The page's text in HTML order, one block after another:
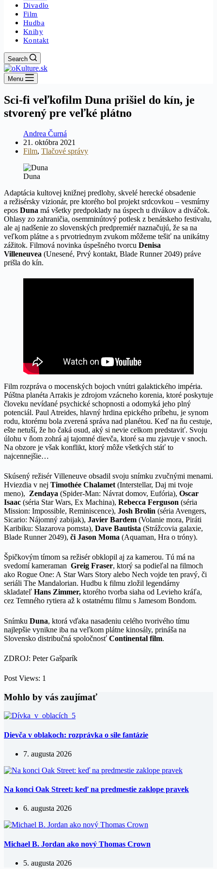
Divadlo
Film
Hudba
Knihy
Kontakt
Search
Menu
Sci-fi veľkofilm Duna prišiel do kín, je
stvorený pre veľké plátno
Andrea Čurná
21. októbra 2021
Film, Tlačové správy
Duna
Adaptácia kultovej knižnej predlohy, skvelé herecké obsadenie
a režisérsky vizionár, pre ktorého bol projekt srdcovkou – vesmírny
epos Duna má všetky predpoklady na úspech u divákov a diváčok.
Ohlasy zo zahraničia, osemminútový potlesk z benátskeho festivalu,
ale aj nadšenie zo slovenských predpremiér naznačujú, že sa na
veľkom plátne a s prvotriednym zvukom môžeme tešiť na unikátny
zážitok. Filmová novinka úspešného tvorcu Denisa
Villeneuvea (Unesené, Prvý kontakt, Blade Runner 2049) práve
prišla do kín.
Film rozpráva o mocenských bojoch vnútri galaktického impéria.
Púštna planéta Arrakis je zdrojom vzácneho korenia, ktoré poskytuje
človeku nevídané psychické schopnosti a odomyká jeho plný
potenciál. Paul Atreides, hlavný hrdina epického príbehu, je synom
rodu, ktorému bola zverená správa nad planétou. Keď na ňu cestuje,
ešte netuší, že ho čaká osud, aký si nevie celkom predstaviť. Svoju
úlohu v ňom zohrá aj tajomné dievča, ktoré sa mu zjavuje v snoch.
Na obzore je však konflikt, ktorý môže všetkých stáť to
najcennejšie…
Skúsený režisér Villeneuve obsadil svoju snímku zvučnými menami.
Hviezdia v nej Timothée Chalamet (Interstellar, Daj mi tvoje
meno), Zendaya (Spider-Man: Návrat domov, Eufória), Oscar
Isaac (séria Star Wars, Ex Machina), Rebecca Ferguson (séria
Mission: Impossible, Reminiscence), Josh Brolin (séria Avengers,
Sicario: Nájomný zabijak), Javier Bardem (Volanie mora, Piráti
Karibiku: Slazarova pomsta), Dave Bautista (Strážcovia galaxie,
Blade Runner 2049), či Jason Moma (Aquaman, Hra o tróny).
Špičkovým tímom sa režisér obklopil aj za kamerou. Tú má na
svedomí kameraman Greig Fraser, ktorý sa podieľal na filmoch
ako Rogue One: A Star Wars Story alebo Nech vojde ten pravý, či
seriáli The Mandalorian. Hudbu k filmu zložil legendárny
skladateľ Hans Zimmer, ktorého tvorba siaha od Levieho kráľa,
cez Temného rytiera až k ostatnému filmu s Jamesom Bondom.
Snímku Duna, ktorá vďaka nasadeniu celého tvorivého tímu
najlepšie vynikne iba na veľkom plátne kinosály, prináša na
Slovensko distribučná spoločnosť Continental film.
ZDROJ: Peter Gašparík
Post Views: 1
Mohlo by vás zaujímať
Dievča v oblakoch: rozprávka o sile fantázie
7. augusta 2026
Na konci Oak Street: keď na predmestie zaklope pravek
6. augusta 2026
Michael B. Jordan ako nový Thomas Crown
5. augusta 2026